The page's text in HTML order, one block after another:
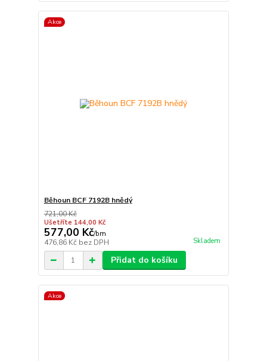
Akce
Běhoun BCF 7192B hnědý
721,00 Kč
Ušetříte 144,00 Kč
577,00 Kč/bm
476,86 Kč bez DPH Skladem
Přidat do košíku
Akce